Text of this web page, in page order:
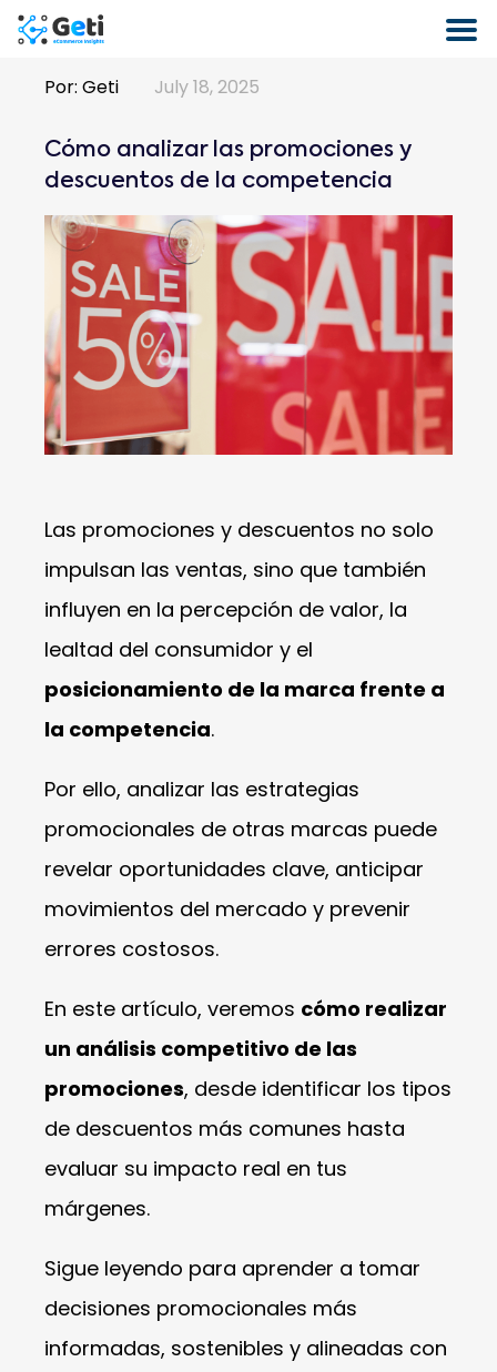
Por: Geti July 18, 2025
Cómo analizar las promociones y
descuentos de la competencia
Las promociones y descuentos no solo
impulsan las ventas, sino que también
influyen en la percepción de valor, la
lealtad del consumidor y el
posicionamiento de la marca frente a
la competencia.
Por ello, analizar las estrategias
promocionales de otras marcas puede
revelar oportunidades clave, anticipar
movimientos del mercado y prevenir
errores costosos.
En este artículo, veremos cómo realizar
un análisis competitivo de las
promociones, desde identificar los tipos
de descuentos más comunes hasta
evaluar su impacto real en tus
márgenes.
Sigue leyendo para aprender a tomar
decisiones promocionales más
informadas, sostenibles y alineadas con